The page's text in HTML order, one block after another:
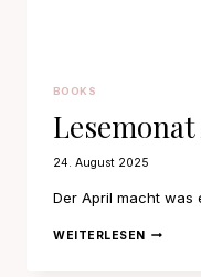
BOOKS
24. August 2025
Der April macht was
WEITERLESEN